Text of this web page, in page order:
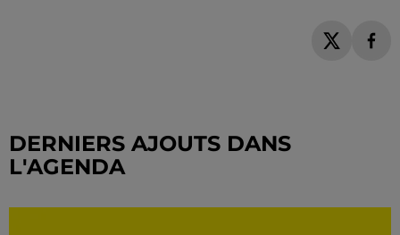
DERNIERS AJOUTS DANS
L'AGENDA